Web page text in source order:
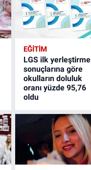
EĞİTİM
LGS ilk yerleştirme
sonuçlarına göre
okulların doluluk
oranı yüzde 95,76
oldu